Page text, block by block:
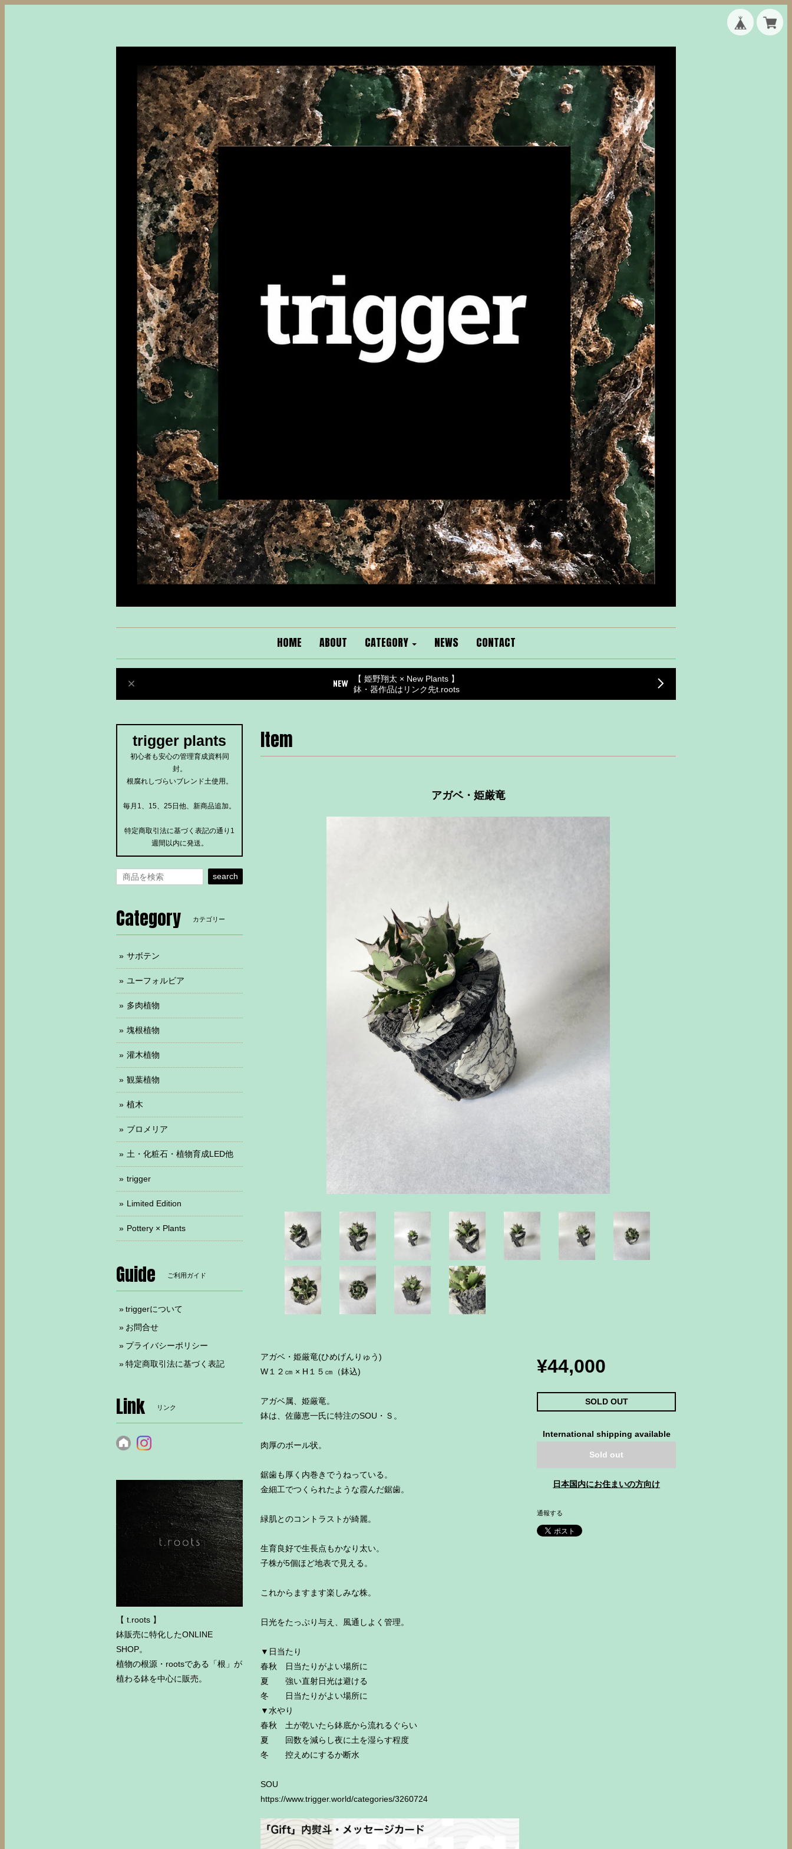
HOME ABOUT CATEGORY NEWS CONTACT
【 姫野翔太 × New Plants 】
鉢・器作品はリンク先t.roots
Item
アガベ・姫厳竜
アガベ・姫厳竜(ひめげんりゅう)
W１２㎝ × H１５㎝（鉢込)
アガベ属、姫厳竜。
鉢は、佐藤恵一氏に特注のSOU・Ｓ。
肉厚のボール状。
鋸歯も厚く内巻きでうねっている。
金細工でつくられたような霞んだ鋸歯。
緑肌とのコントラストが綺麗。
生育良好で生長点もかなり太い。
子株が5個ほど地表で見える。
これからますます楽しみな株。
日光をたっぷり与え、風通しよく管理。
▼日当たり
春秋 日当たりがよい場所に
夏 強い直射日光は避ける
冬 日当たりがよい場所に
▼水やり
春秋 土が乾いたら鉢底から流れるぐらい
夏 回数を減らし夜に土を湿らす程度
冬 控えめにするか断水
SOU
https://www.trigger.world/categories/3260724
¥44,000
SOLD OUT
International shipping available
Sold out
日本国内にお住まいの方向け
通報する
trigger plants
初心者も安心の管理育成資料同
封。
根腐れしづらいブレンド土使用。
毎月1、15、25日他、新商品追加。
特定商取引法に基づく表記の通り1
週間以内に発送。
search
Category カテゴリー
サボテン
ユーフォルビア
多肉植物
塊根植物
灌木植物
観葉植物
植木
ブロメリア
土・化粧石・植物育成LED他
trigger
Limited Edition
Pottery × Plants
Guide ご利用ガイド
triggerについて
お問合せ
プライバシーポリシー
特定商取引法に基づく表記
Link リンク
【 t.roots 】
鉢販売に特化したONLINE
SHOP。
植物の根源・rootsである「根」が
植わる鉢を中心に販売。